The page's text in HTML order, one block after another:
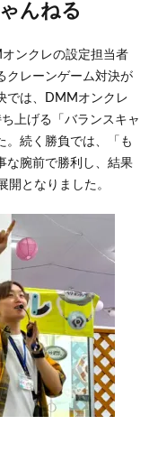
んねる
ンクレの設定担当者
クレーンゲーム対決が
では、DMMオンクレ
上げる「バランスキャ
。続く勝負では、「も
な腕前で勝利し、結果
開となりました。